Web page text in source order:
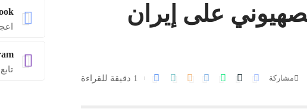
على إيران
مشاركة 1 دقيقة للقراءة
تابع